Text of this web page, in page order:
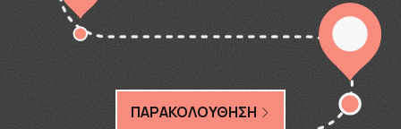
ΠΑΡΑΚΟΛΟΥΘΗΣΗ